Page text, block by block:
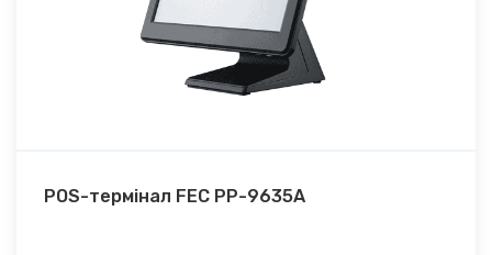
POS-термінал FEC PP-9635A